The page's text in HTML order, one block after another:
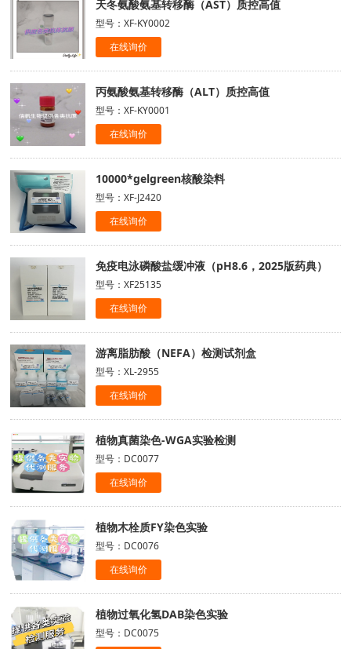
天冬氨酸氨基转移酶（AST）质控高值
型号：XF-KY0002
在线询价
丙氨酸氨基转移酶（ALT）质控高值
型号：XF-KY0001
在线询价
10000*gelgreen核酸染料
型号：XF-J2420
在线询价
免疫电泳磷酸盐缓冲液（pH8.6，2025版药典）
型号：XF25135
在线询价
游离脂肪酸（NEFA）检测试剂盒
型号：XL-2955
在线询价
植物真菌染色-WGA实验检测
型号：DC0077
在线询价
植物木栓质FY染色实验
型号：DC0076
在线询价
植物过氧化氢DAB染色实验
型号：DC0075